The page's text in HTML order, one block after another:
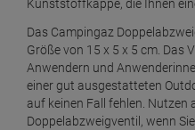
Kunststoffkappe, die Ihnen
Das Campingaz
Größe von 15 x 5 x 5 cm. Das
Anwendern und
einer gut ausgestatteten
auf keinen Fall fehlen. Nutzen
Doppelabzweigventil, wenn